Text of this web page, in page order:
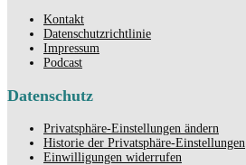
Kontakt
Datenschutzrichtlinie
Impressum
Podcast
Datenschutz
Privatsphäre-Einstellungen ändern
Historie der Privatsphäre-Einstellungen
Einwilligungen widerrufen